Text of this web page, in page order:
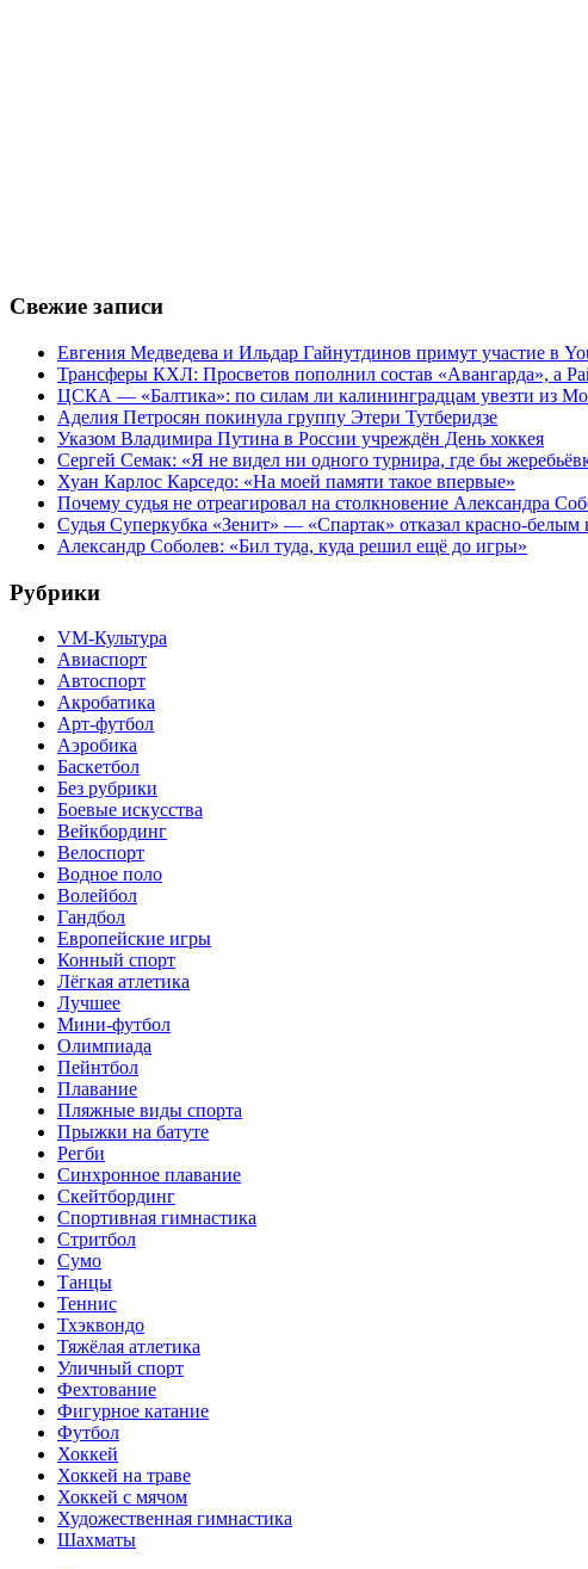
Свежие записи
Евгения Медведева и Ильдар Гайнутдинов примут участие в
Трансферы КХЛ: Просветов пополнил состав «Авангарда», а
ЦСКА — «Балтика»: по силам ли калининградцам увезти из
Аделия Петросян покинула группу Этери Тутберидзе
Указом Владимира Путина в России учреждён День хоккея
Сергей Семак: «Я не видел ни одного турнира, где бы
Хуан Карлос Карседо: «На моей памяти такое впервые»
Почему судья не отреагировал на столкновение Александра
Судья Суперкубка «Зенит» — «Спартак» отказал красно-белым
Александр Соболев: «Бил туда, куда решил ещё до игры»
Рубрики
VM-Культура
Авиаспорт
Автоспорт
Акробатика
Арт-футбол
Аэробика
Баскетбол
Без рубрики
Боевые искусства
Вейкбординг
Велоспорт
Водное поло
Волейбол
Гандбол
Европейские игры
Конный спорт
Лёгкая атлетика
Лучшее
Мини-футбол
Олимпиада
Пейнтбол
Плавание
Пляжные виды спорта
Прыжки на батуте
Регби
Синхронное плавание
Скейтбординг
Спортивная гимнастика
Стритбол
Сумо
Танцы
Теннис
Тхэквондо
Тяжёлая атлетика
Уличный спорт
Фехтование
Фигурное катание
Футбол
Хоккей
Хоккей на траве
Хоккей с мячом
Художественная гимнастика
Шахматы